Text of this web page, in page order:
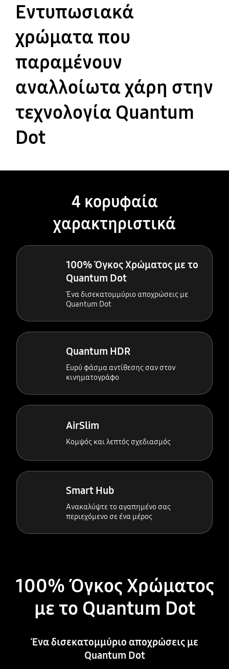
Εντυπωσιακά
χρώματα που
παραμένουν
αναλλοίωτα χάρη στην
τεχνολογία Quantum
Dot
4 κορυφαία
χαρακτηριστικά
100% Όγκος Χρώματος με το
Quantum Dot
Ένα δισεκατομμύριο αποχρώσεις με
Quantum Dot
Quantum HDR
Ευρύ φάσμα αντίθεσης σαν στον
κινηματογράφο
AirSlim
Κομψός και λεπτός σχεδιασμός
Smart Hub
Ανακαλύψτε το αγαπημένο σας
περιεχόμενο σε ένα μέρος
100% Όγκος Χρώματος
με το Quantum Dot
Ένα δισεκατομμύριο αποχρώσεις με
Quantum Dot